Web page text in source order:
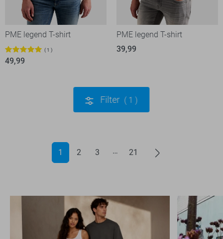
PME legend T-shirt
1
49,99
PME legend T-shirt
39,99
Filter 1
1 2 3 21